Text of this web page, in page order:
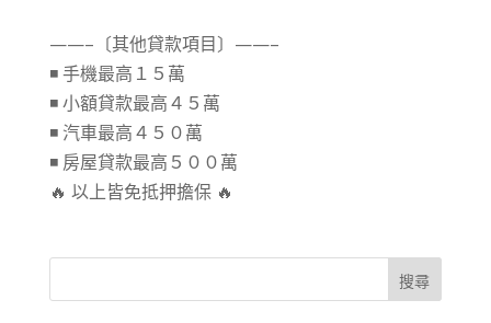
——–〔其他貸款項目〕——–
◾ 手機最高１５萬
◾ 小額貸款最高４５萬
◾ 汽車最高４５０萬
◾ 房屋貸款最高５００萬
🔥 以上皆免抵押擔保 🔥